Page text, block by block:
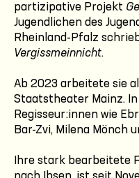
partizipative Projekt
Jugendlichen des
Rheinland-Pfalz
Vergissmeinnicht.
Ab 2023 arbeitete sie
Staatstheater Mainz.
Regisseur:innen wie
Bar-Zvi, Milena Mönch
Ihre stark bearbeitete